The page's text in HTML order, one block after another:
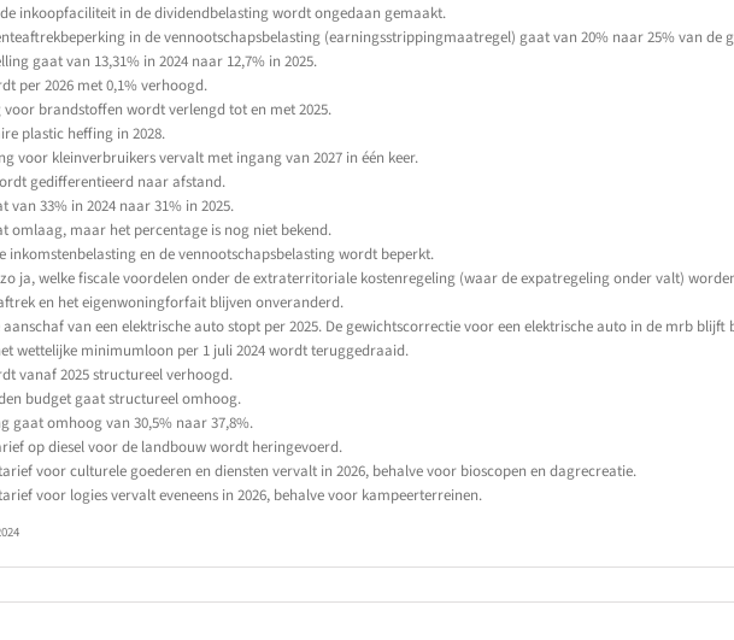
inkoopfaciliteit in de dividendbelasting wordt ongedaan gemaakt.
in de vennootschapsbelasting (earningsstrippingmaatregel) gaat van 20% naar 25% van de
gaat van 13,31% in 2024 naar 12,7% in 2025.
per 2026 met 0,1% verhoogd.
voor brandstoffen wordt verlengd tot en met 2025.
plastic heffing in 2028.
voor kleinverbruikers vervalt met ingang van 2027 in één keer.
gedifferentieerd naar afstand.
van 33% in 2024 naar 31% in 2025.
omlaag, maar het percentage is nog niet bekend.
inkomstenbelasting en de vennootschapsbelasting wordt beperkt.
ja, welke fiscale voordelen onder de extraterritoriale kostenregeling (waar de expatregeling onder valt)
en het eigenwoningforfait blijven onveranderd.
aanschaf van een elektrische auto stopt per 2025. De gewichtscorrectie voor een elektrische auto in de mrb blijft
wettelijke minimumloon per 1 juli 2024 wordt teruggedraaid.
vanaf 2025 structureel verhoogd.
budget gaat structureel omhoog.
gaat omhoog van 30,5% naar 37,8%.
op diesel voor de landbouw wordt heringevoerd.
voor culturele goederen en diensten vervalt in 2026, behalve voor bioscopen en dagrecreatie.
voor logies vervalt eveneens in 2026, behalve voor kampeerterreinen.